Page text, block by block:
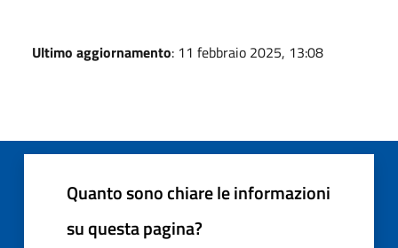
Ultimo aggiornamento: 11 febbraio 2025, 13:08
Quanto sono chiare le informazioni
su questa pagina?